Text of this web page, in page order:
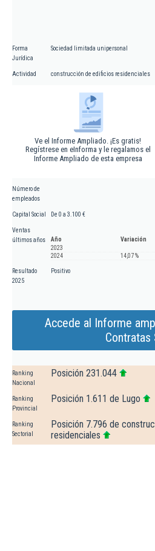
Forma
Jurídica
Sociedad limitada unipersonal
Actividad construcción de edificios residenciales
Ve el Informe Ampliado. ¡Es gratis!
Regístrese en eInforma y le regalamos el
Informe Ampliado de esta empresa
Número de
empleados
Capital Social De 0 a 3.100 €
Ventas
últimos años
Año
Variación
2023
2024
14,07 %
Resultado
2025
Positivo
Accede al Informe
Contratas
Ranking
Nacional
Posición 231.044
Ranking
Provincial
Posición 1.611 de Lugo
Ranking
Sectorial
Posición 7.796 de
residenciales